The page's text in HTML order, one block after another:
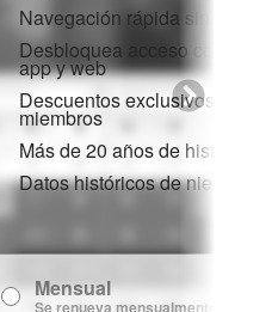
Navegación rápida sin
Desbloquea acceso
app y web
Descuentos exclusivos para
miembros
Más de 20 años de historial
Datos históricos de nieve
Mensual
Se renueva mensualmente